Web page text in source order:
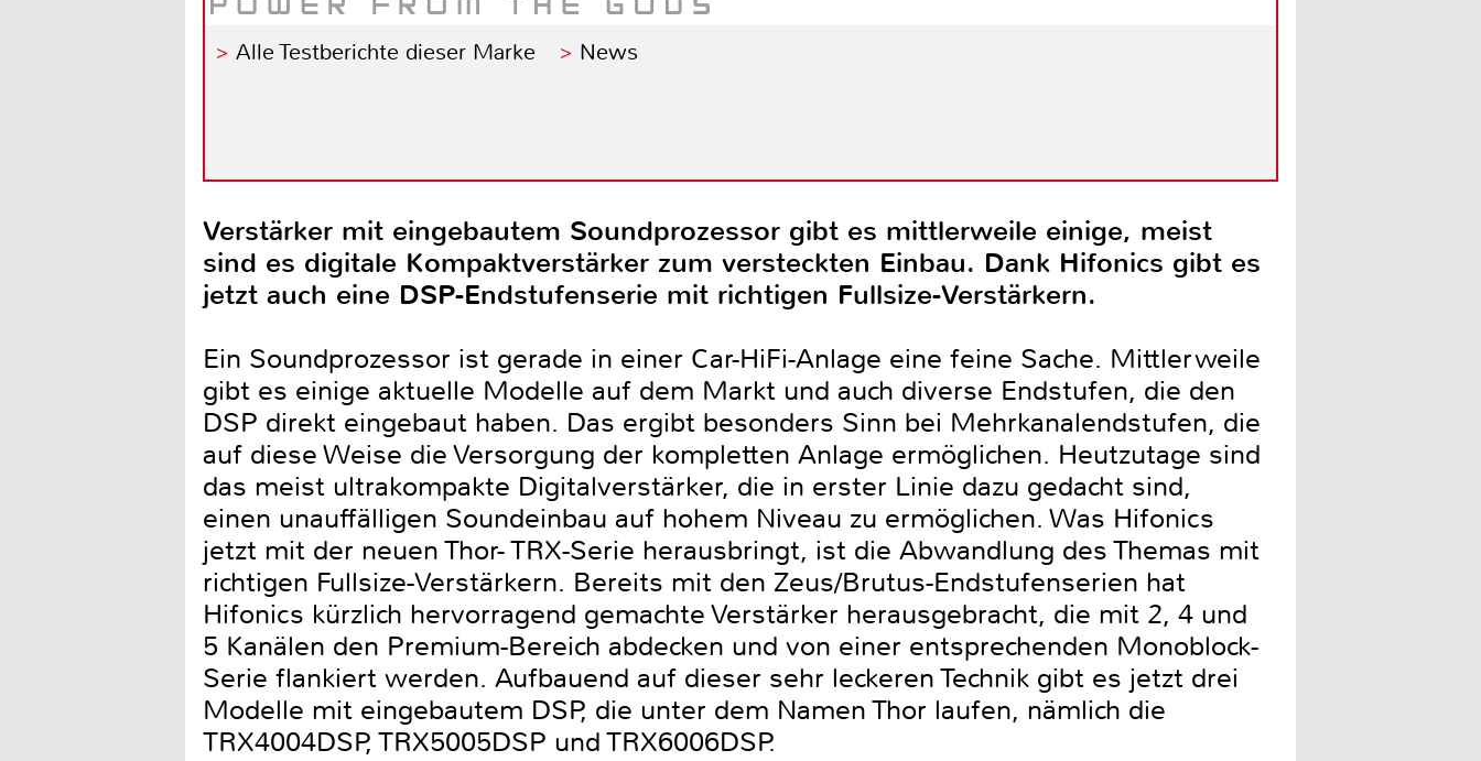
Alle Testberichte dieser Marke News
Verstärker mit eingebautem Soundprozessor gibt es mittlerweile einige, meist
sind es digitale Kompaktverstärker zum versteckten Einbau. Dank Hifonics gibt es
jetzt auch eine DSP-Endstufenserie mit richtigen Fullsize-Verstärkern.
Ein Soundprozessor ist gerade in einer Car-HiFi-Anlage eine feine Sache. Mittlerweile
gibt es einige aktuelle Modelle auf dem Markt und auch diverse Endstufen, die den
DSP direkt eingebaut haben. Das ergibt besonders Sinn bei Mehrkanalendstufen, die
auf diese Weise die Versorgung der kompletten Anlage ermöglichen. Heutzutage sind
das meist ultrakompakte Digitalverstärker, die in erster Linie dazu gedacht sind,
einen unauffälligen Soundeinbau auf hohem Niveau zu ermöglichen. Was Hifonics
jetzt mit der neuen Thor- TRX-Serie herausbringt, ist die Abwandlung des Themas mit
richtigen Fullsize-Verstärkern. Bereits mit den Zeus/Brutus-Endstufenserien hat
Hifonics kürzlich hervorragend gemachte Verstärker herausgebracht, die mit 2, 4 und
5 Kanälen den Premium-Bereich abdecken und von einer entsprechenden Monoblock-
Serie flankiert werden. Aufbauend auf dieser sehr leckeren Technik gibt es jetzt drei
Modelle mit eingebautem DSP, die unter dem Namen Thor laufen, nämlich die
TRX4004DSP, TRX5005DSP und TRX6006DSP.